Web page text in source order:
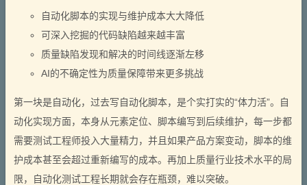
自动化脚本的实现与维护成本大大降低
可深入挖掘的代码缺陷越来越丰富
质量缺陷发现和解决的时间线逐渐左移
AI的不确定性为质量保障带来更多挑战
第一块是自动化，过去写自动化脚本，是个实打实的“体力活”。自
动化实现方面，本身从元素定位、脚本编写到后续维护，每一步都
需要测试工程师投入大量精力，并且如果产品方案变动，脚本的维
护成本甚至会超过重新编写的成本。再加上质量行业技术水平的局
限，自动化测试工程长期就会存在瓶颈，难以突破。